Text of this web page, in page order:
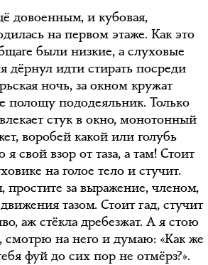
довоенным, и кубовая,
на первом этаже. Как это
были низкие, а слуховые
дёрнул идти стирать посреди
ночь, за окном кружат
полощу пододеяльник. Только
стук в окно, монотонный
воробей какой или голубь
свой взор от таза, а там! Стоит
на голое тело и стучит.
за выражение, членом,
тазом. Стоит гад, стучит
аж стёкла дребезжат. А я стою
на него и думаю: «Как же
фуй до сих пор не отмёрз?».